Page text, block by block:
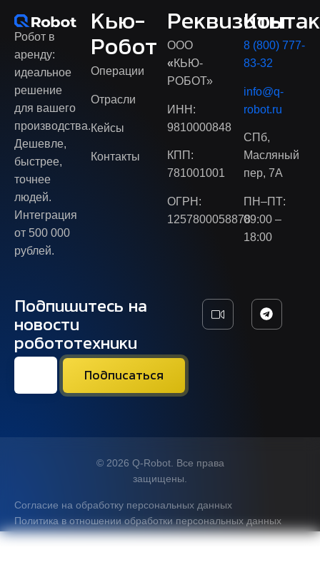
Робот в
аренду:
идеальное
решение
для вашего
производства.
Дешевле,
быстрее,
точнее
людей.
Интеграция
от 500 000
рублей.
Кью-
Робот
Операции
Отрасли
Кейсы
Контакты
Реквизиты
ООО
«КЬЮ-
РОБОТ»
ИНН:
9810000848
КПП:
781001001
ОГРН:
1257800058878
8 (800) 777-
83-32
info@q-
robot.ru
СПб,
Масляный
пер, 7А
ПН–ПТ:
09:00 –
18:00
Подпишитесь на
новости
робототехники
© 2026 Q-Robot. Все права
защищены.
Согласие на обработку персональных данных
Политика в отношении обработки персональных данных